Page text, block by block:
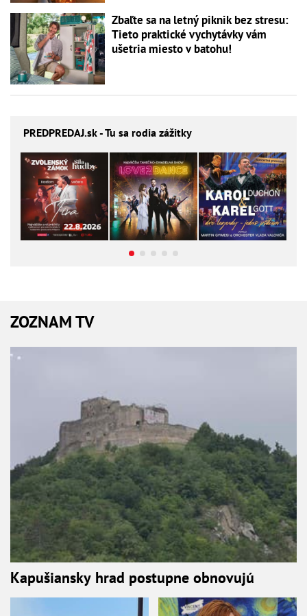
Zbaľte sa na letný piknik bez stresu:
Tieto praktické vychytávky vám
ušetria miesto v batohu!
PREDPREDAJ.sk - Tu sa rodia zážitky
ZOZNAM TV
Kapušiansky hrad postupne obnovujú